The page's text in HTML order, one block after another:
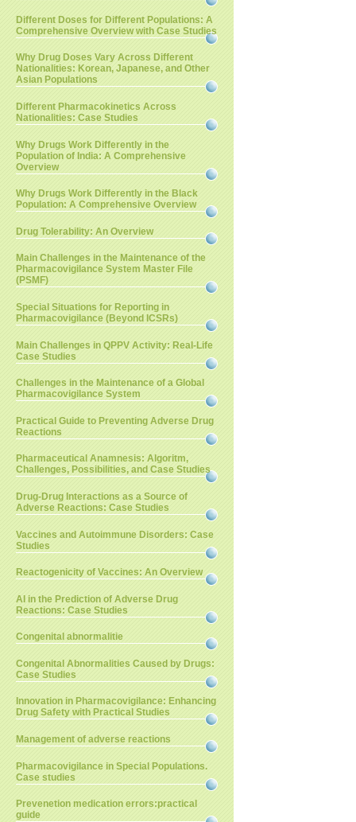
Different Doses for Different Populations: A
Comprehensive Overview with Case Studies
Why Drug Doses Vary Across Different
Nationalities: Korean, Japanese, and Other
Asian Populations
Different Pharmacokinetics Across
Nationalities: Case Studies
Why Drugs Work Differently in the
Population of India: A Comprehensive
Overview
Why Drugs Work Differently in the Black
Population: A Comprehensive Overview
Drug Tolerability: An Overview
Main Challenges in the Maintenance of the
Pharmacovigilance System Master File
(PSMF)
Special Situations for Reporting in
Pharmacovigilance (Beyond ICSRs)
Main Challenges in QPPV Activity: Real-Life
Case Studies
Challenges in the Maintenance of a Global
Pharmacovigilance System
Practical Guide to Preventing Adverse Drug
Reactions
Pharmaceutical Anamnesis: Algoritm,
Challenges, Possibilities, and Case Studies
Drug-Drug Interactions as a Source of
Adverse Reactions: Case Studies
Vaccines and Autoimmune Disorders: Case
Studies
Reactogenicity of Vaccines: An Overview
AI in the Prediction of Adverse Drug
Reactions: Case Studies
Congenital abnormalitie
Congenital Abnormalities Caused by Drugs:
Case Studies
Innovation in Pharmacovigilance: Enhancing
Drug Safety with Practical Studies
Management of adverse reactions
Pharmacovigilance in Special Populations.
Case studies
Prevenetion medication errors:practical
guide